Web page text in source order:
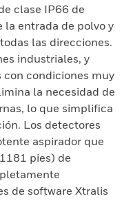
clase IP66 de
entrada de polvo y
las direcciones.
industriales, y
condiciones muy
la necesidad de
lo que simplifica
Los detectores
aspirador que
pies) de
de software Xtralis